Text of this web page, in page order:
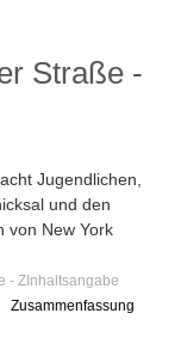
Straße -
Jugendlichen,
und den
von New York
- ZInhaltsangabe
Zusammenfassung